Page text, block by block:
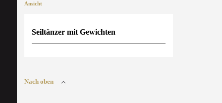
Ansicht
Seiltänzer mit Gewichten
Nach oben